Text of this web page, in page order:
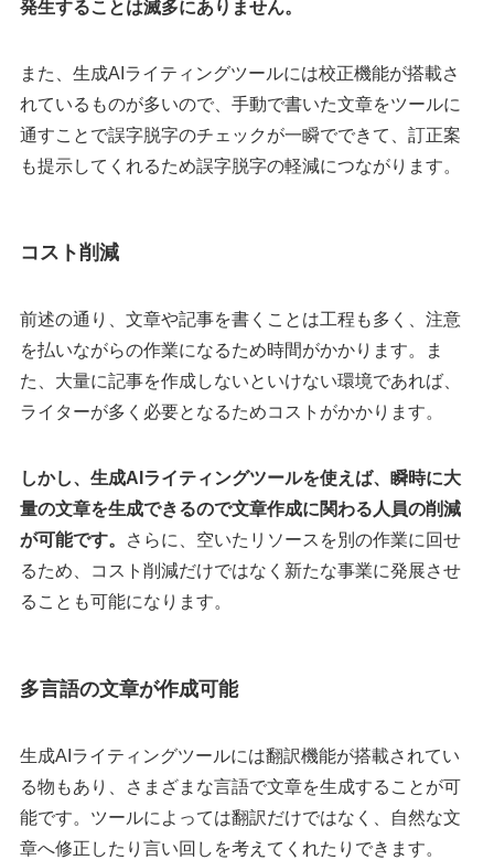
発生することは滅多にありません。
また、生成AIライティングツールには校正機能が搭載さ
れているものが多いので、手動で書いた文章をツールに
通すことで誤字脱字のチェックが一瞬でできて、訂正案
も提示してくれるため誤字脱字の軽減につながります。
コスト削減
前述の通り、文章や記事を書くことは工程も多く、注意
を払いながらの作業になるため時間がかかります。ま
た、大量に記事を作成しないといけない環境であれば、
ライターが多く必要となるためコストがかかります。
しかし、生成AIライティングツールを使えば、瞬時に大
量の文章を生成できるので文章作成に関わる人員の削減
が可能です。
さらに、空いたリソースを別の作業に回せ
るため、コスト削減だけではなく新たな事業に発展させ
ることも可能になります。
多言語の文章が作成可能
生成AIライティングツールには翻訳機能が搭載されてい
る物もあり、さまざまな言語で文章を生成することが可
能です。ツールによっては翻訳だけではなく、自然な文
章へ修正したり言い回しを考えてくれたりできます。